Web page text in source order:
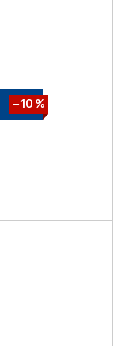
−10 %